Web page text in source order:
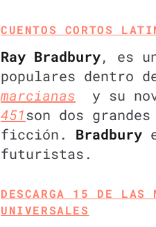
CUENTOS CORTOS
Ray Bradbury, es
populares dentro
marcianas
y su
451son dos
ficción. Bradbury
futuristas.
DESCARGA 15 DE LAS
UNIVERSALES